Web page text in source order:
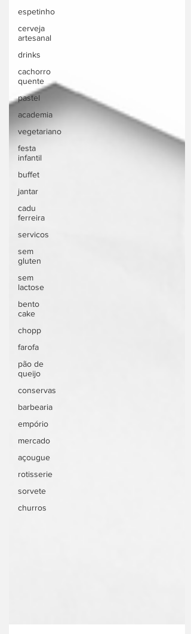
espetinho
cerveja
artesanal
drinks
cachorro
quente
pastel
academia
vegetariano
festa
infantil
buffet
jantar
cadu
ferreira
servicos
sem
gluten
sem
lactose
bento
cake
chopp
farofa
pão de
queijo
conservas
barbearia
empório
mercado
açougue
rotisserie
sorvete
churros